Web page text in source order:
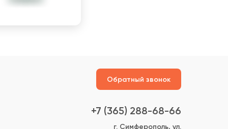
Обратный звонок
+7 (365) 288-68-66
г. Симферополь, ул.